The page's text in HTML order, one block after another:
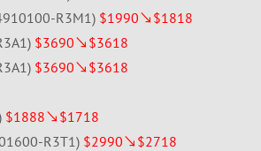
R3M1) $1990↘$1818
$3690↘$3618
$3690↘$3618
$1888↘$1718
R3T1) $2990↘$2718